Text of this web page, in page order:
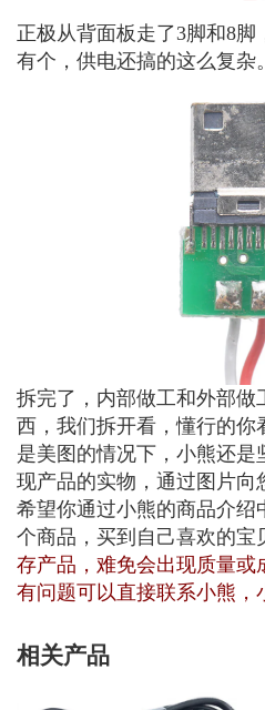
正极从背面板走了3脚和8
有个，供电还搞的这么复杂。
拆完了，内部做工和外部做
西，我们拆开看，懂行的你
是美图的情况下，小熊还
现产品的实物，通过图片向
希望你通过小熊的商品介绍
个商品，买到自己喜欢的宝
存产品，难免会出现质量或
有问题可以直接联系小熊，
相关产品